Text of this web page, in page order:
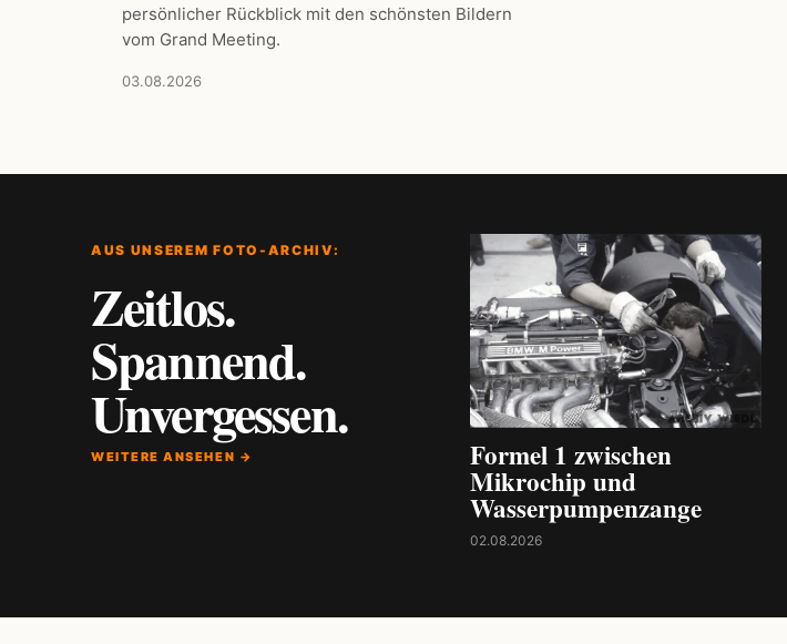
persönlicher Rückblick mit den schönsten Bildern
vom Grand Meeting.
03.08.2026
AUS UNSEREM FOTO-ARCHIV:
Zeitlos.
Spannend.
Unvergessen.
WEITERE ANSEHEN → Formel 1 zwischen
Mikrochip und
Wasserpumpenzange
02.08.2026